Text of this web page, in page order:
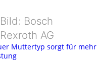
m
s
e
k
Bild: Bosch
Rexroth AG
Muttertyp sorgt für mehr